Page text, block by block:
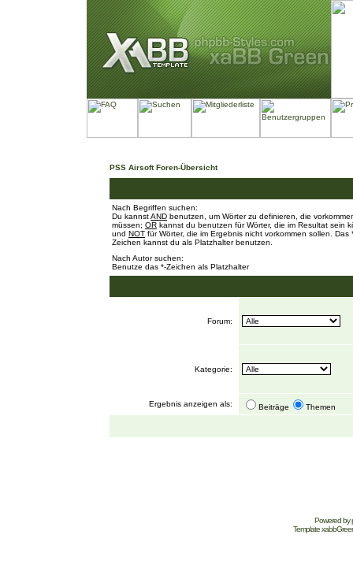
PSS Airsoft Foren-Übersicht
Nach Begriffen suchen:
Du kannstAND benutzen, um Wörter zu definieren, die
müssen; OR kannst du benutzen für Wörter, die im Resultat sein
und NOT für Wörter, die im Ergebnis nicht vorkommen sollen. Das
Zeichen kannst du als Platzhalter benutzen.
Nach Autor suchen:
Benutze das *-Zeichen als Platzhalter
Forum:
Kategorie:
Ergebnis anzeigen als: Beiträge Themen
Powered by
Template